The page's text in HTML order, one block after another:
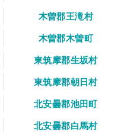
木曽郡王滝村
木曽郡木曽町
東筑摩郡生坂村
東筑摩郡朝日村
北安曇郡池田町
北安曇郡白馬村